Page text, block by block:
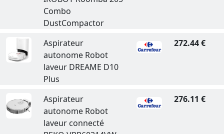
Combo
DustCompactor
Aspirateur
autonome Robot
laveur DREAME D10
Plus
272.44 €
Aspirateur
autonome Robot
laveur connecté
276.11 €